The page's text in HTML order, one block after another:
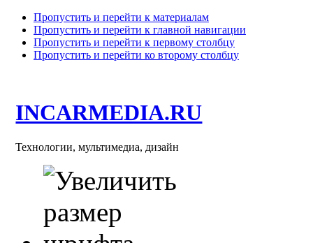
Пропустить и перейти к материалам
Пропустить и перейти к главной навигации
Пропустить и перейти к первому столбцу
Пропустить и перейти ко второму столбцу
INCARMEDIA.RU
Технологии, мультимедиа, дизайн